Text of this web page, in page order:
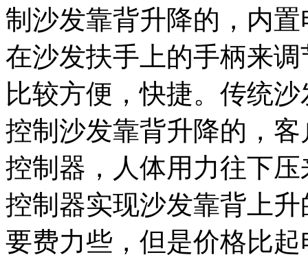
制沙发靠背升降的，内
在沙发扶手上的手柄来
比较方便，快捷。传统
控制沙发靠背升降的，
控制器，人体用力往下
控制器实现沙发靠背上
要费力些，但是价格比